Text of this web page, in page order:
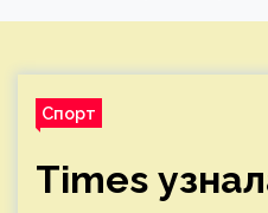
Спорт
Times